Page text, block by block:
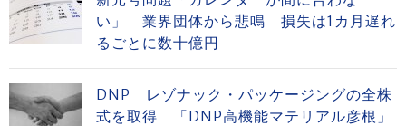
い」 業界団体から悲鳴 損失は1カ月遅れ
るごとに数十億円
DNP レゾナック・パッケージングの全株
式を取得 「DNP高機能マテリアル彦根」